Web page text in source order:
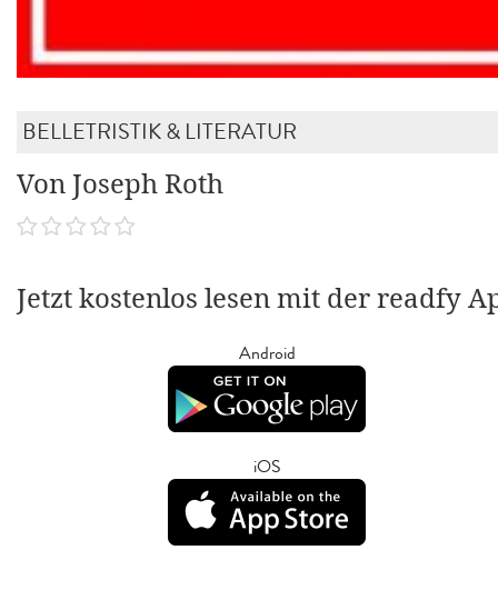
BELLETRISTIK & LITERATUR
Von Joseph Roth
Jetzt kostenlos lesen mit der readfy
Android
iOS